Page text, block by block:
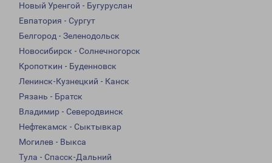
Новый Уренгой - Бугуруслан
Евпатория - Сургут
Белгород - Зеленодольск
Новосибирск - Солнечногорск
Кропоткин - Буденновск
Ленинск-Кузнецкий - Канск
Рязань - Братск
Владимир - Северодвинск
Нефтекамск - Сыктывкар
Могилев - Выкса
Тула - Спасск-Дальний